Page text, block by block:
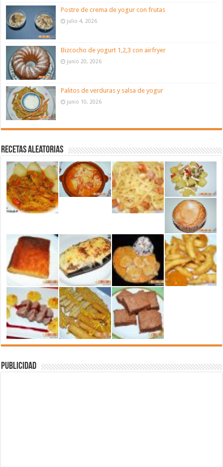
Postre de crema de yogur con frutas
julio 4, 2026
Bizcocho de yogurt 1,2,3 con airfryer
junio 20, 2026
Palitos de verduras y salsa de yogur
junio 10, 2026
Recetas aleatorias
Publicidad